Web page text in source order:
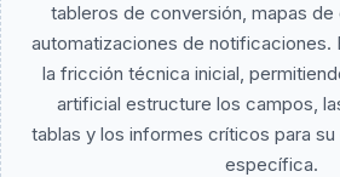
tableros de conversión, mapas
automatizaciones de notificaciones.
la fricción técnica inicial,
artificial estructure los campos,
tablas y los informes críticos para
específica.